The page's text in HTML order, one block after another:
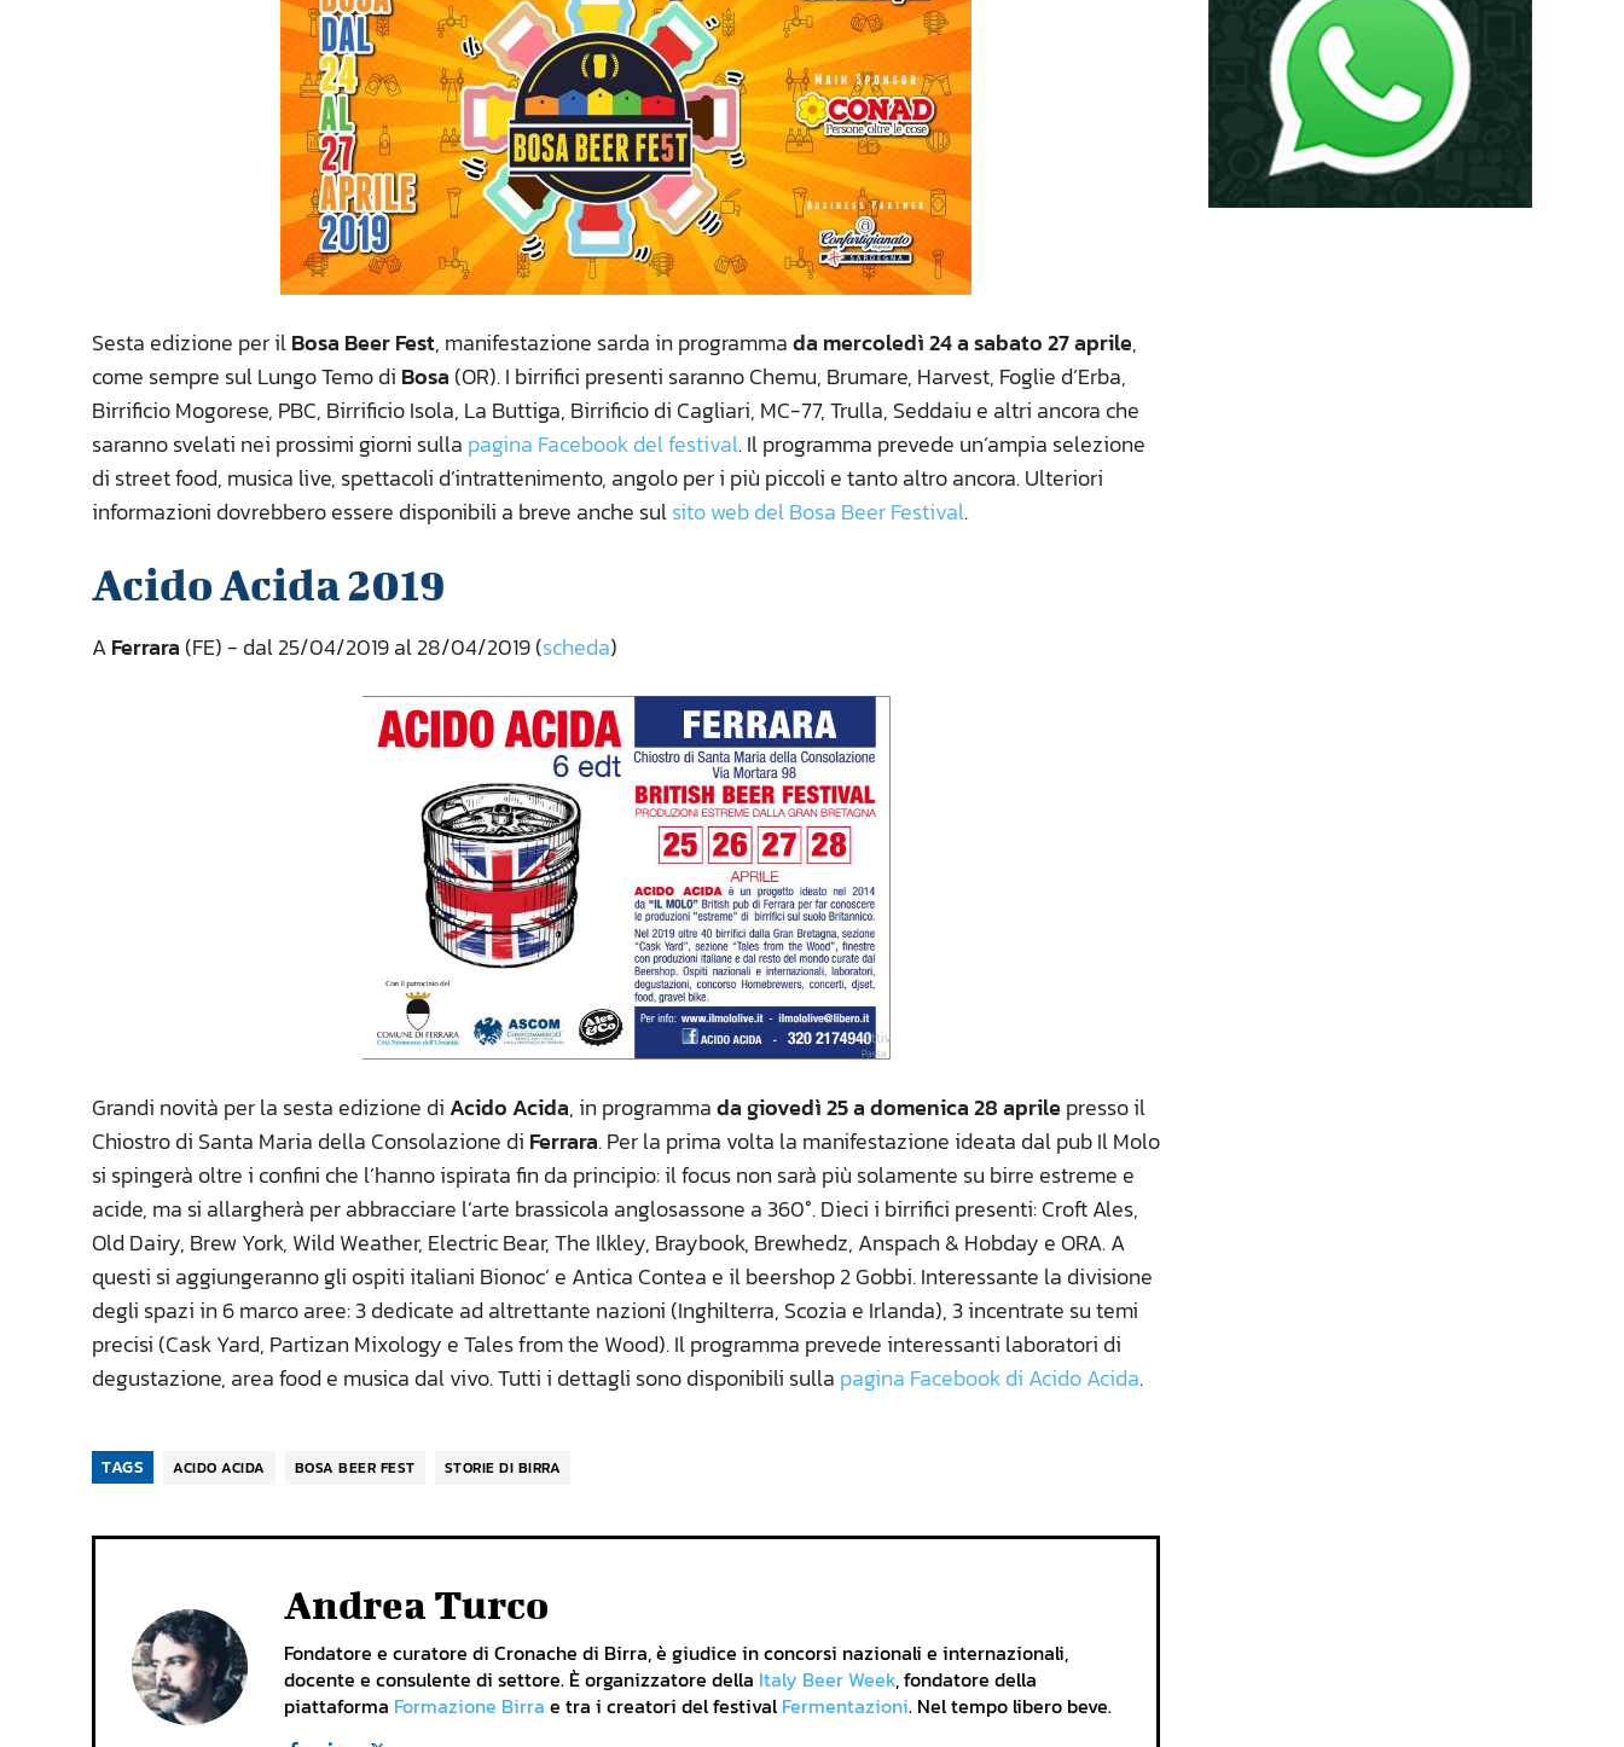
Sesta edizione per ilBosa Beer Fest, manifestazione sarda in programmada mercoledì 24 a sabato 27 aprile,
come sempre sul Lungo Temo di Bosa (OR). I birrifici presenti saranno Chemu, Brumare, Harvest, Foglie d’Erba,
Birrificio Mogorese, PBC, Birrificio Isola, La Buttiga, Birrificio di Cagliari, MC-77, Trulla, Seddaiu e altri ancora che
saranno svelati nei prossimi giorni sulla pagina Facebook del festival. Il programma prevede un’ampia selezione
di street food, musica live, spettacoli d’intrattenimento, angolo per i più piccoli e tanto altro ancora. Ulteriori
informazioni dovrebbero essere disponibili a breve anche sulsito web del Bosa Beer Festival.
Acido Acida 2019
AFerrara (FE) - dal 25/04/2019 al 28/04/2019 (scheda)
Grandi novità per la sesta edizione diAcido Acida, in programmada giovedì 25 a domenica 28 aprile presso il
Chiostro di Santa Maria della Consolazione di Ferrara. Per la prima volta la manifestazione ideata dal pub Il Molo
si spingerà oltre i confini che l’hanno ispirata fin da principio: il focus non sarà più solamente su birre estreme e
acide, ma si allargherà per abbracciare l’arte brassicola anglosassone a 360°. Dieci i birrifici presenti: Croft Ales,
Old Dairy, Brew York, Wild Weather, Electric Bear, The Ilkley, Braybook, Brewhedz, Anspach & Hobday e ORA. A
questi si aggiungeranno gli ospiti italiani Bionoc’ e Antica Contea e il beershop 2 Gobbi. Interessante la divisione
degli spazi in 6 marco aree: 3 dedicate ad altrettante nazioni (Inghilterra, Scozia e Irlanda), 3 incentrate su temi
precisi (Cask Yard, Partizan Mixology e Tales from the Wood). Il programma prevede interessanti laboratori di
degustazione, area food e musica dal vivo. Tutti i dettagli sono disponibili sulla pagina Facebook di Acido Acida.
TAGS ACIDO ACIDA BOSA BEER FEST STORIE DI BIRRA
Andrea Turco
Fondatore e curatore di Cronache di Birra, è giudice in concorsi nazionali e internazionali,
docente e consulente di settore. È organizzatore della Italy Beer Week, fondatore della
piattaforma Formazione Birra e tra i creatori del festivalFermentazioni. Nel tempo libero beve.